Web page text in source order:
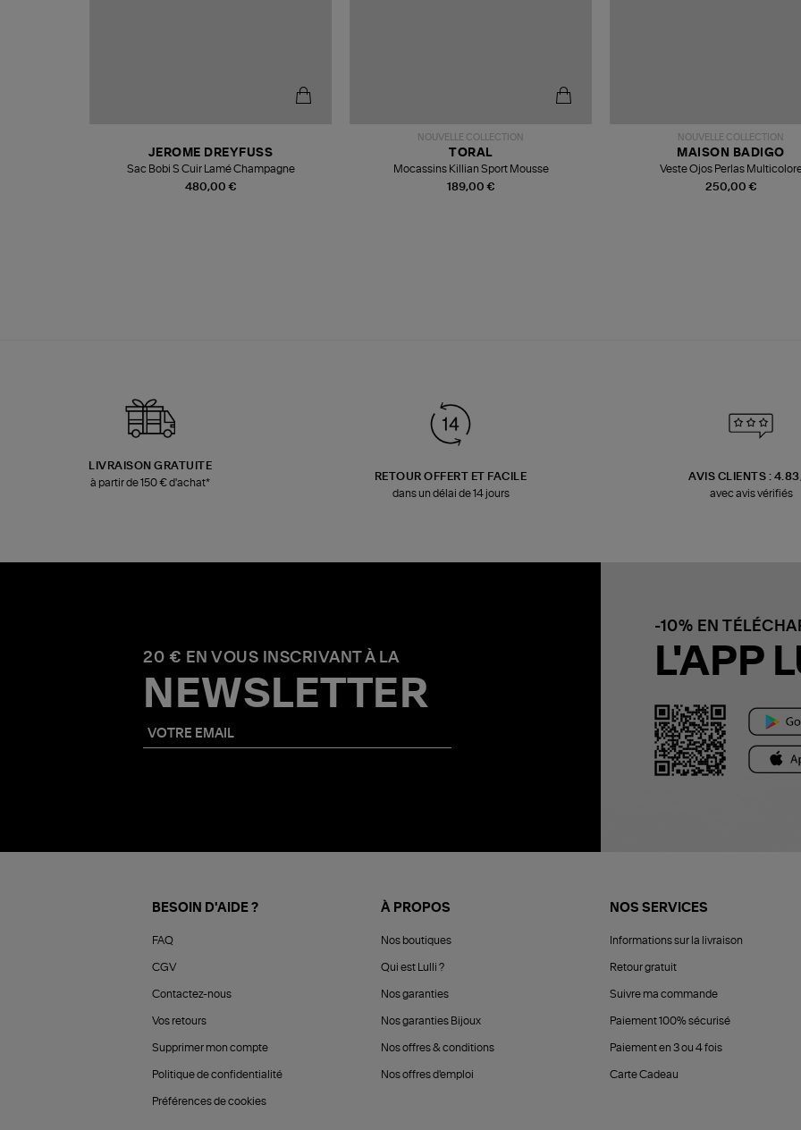
480,00 €
JEROME DREYFUSS
Sac Bobi S Cuir Lamé Champagne
NOUVELLE COLLECTION
189,00 €
TORAL
Mocassins Killian Sport Mousse
NOUVELLE COLLECTION
250,00 €
MAISON BADIGO
Veste Ojos Perlas
LIVRAISON GRATUITE
à partir de 150 € d'achat*
RETOUR OFFERT ET FACILE
dans un délai de 14 jours
AVIS CLIENTS :
avec avis vérifiés
20 € EN VOUS INSCRIVANT À LA
NEWSLETTER
-10% EN
L'APP
BESOIN D'AIDE ?
FAQ
CGV
Contactez-nous
Vos retours
Supprimer mon compte
Politique de confidentialité
Préférences de cookies
À PROPOS
Nos boutiques
Qui est Lulli ?
Nos garanties
Nos garanties Bijoux
Nos offres & conditions
Nos offres d'emploi
NOS SERVICES
Informations sur la livraison
Retour gratuit
Suivre ma commande
Paiement 100% sécurisé
Paiement en 3 ou 4 fois
Carte Cadeau